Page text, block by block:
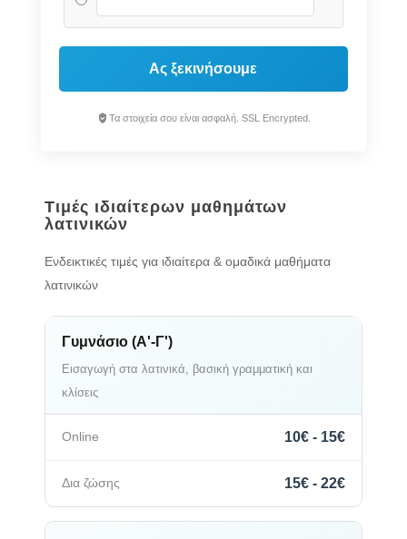
Ας ξεκινήσουμε
Τα στοιχεία σου είναι ασφαλή. SSL Encrypted.
Τιμές ιδιαίτερων μαθημάτων
λατινικών
Ενδεικτικές τιμές για ιδιαίτερα & ομαδικά μαθήματα
λατινικών
Γυμνάσιο (Α'-Γ')
Εισαγωγή στα λατινικά, βασική γραμματική και
κλίσεις
10€ - 15€
15€ - 22€